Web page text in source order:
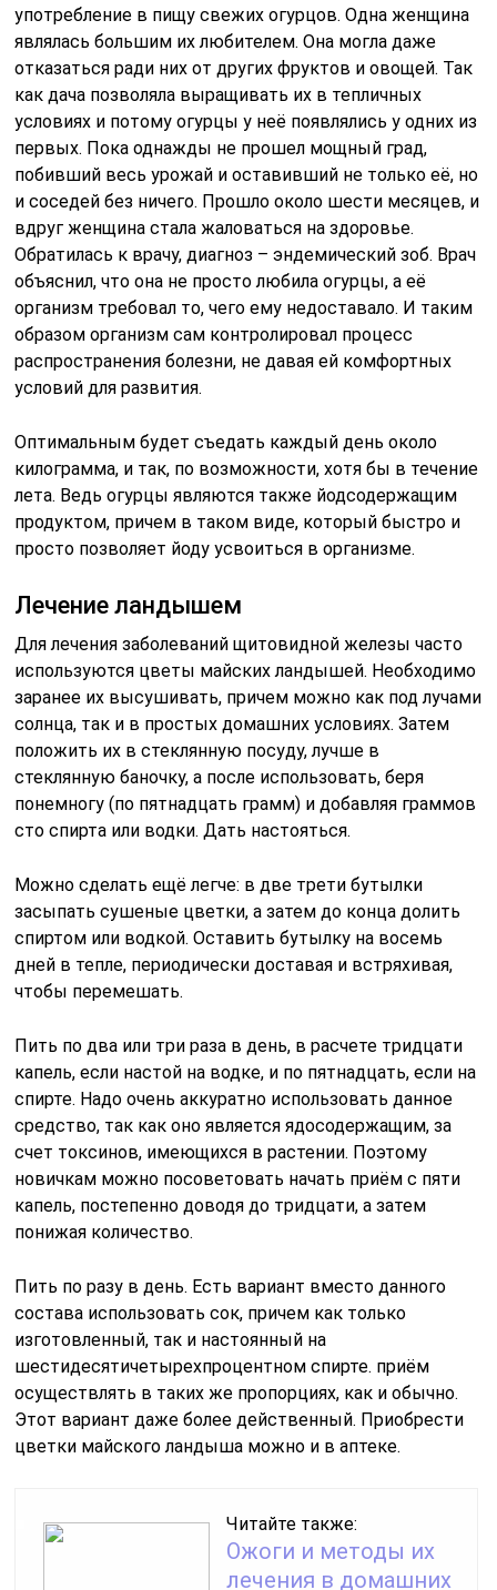
употребление в пищу свежих огурцов. Одна женщина
являлась большим их любителем. Она могла даже
отказаться ради них от других фруктов и овощей. Так
как дача позволяла выращивать их в тепличных
условиях и потому огурцы у неё появлялись у одних из
первых. Пока однажды не прошел мощный град,
побивший весь урожай и оставивший не только её, но
и соседей без ничего. Прошло около шести месяцев, и
вдруг женщина стала жаловаться на здоровье.
Обратилась к врачу, диагноз – эндемический зоб. Врач
объяснил, что она не просто любила огурцы, а её
организм требовал то, чего ему недоставало. И таким
образом организм сам контролировал процесс
распространения болезни, не давая ей комфортных
условий для развития.
Оптимальным будет съедать каждый день около
килограмма, и так, по возможности, хотя бы в течение
лета. Ведь огурцы являются также йодсодержащим
продуктом, причем в таком виде, который быстро и
просто позволяет йоду усвоиться в организме.
Лечение ландышем
Для лечения заболеваний щитовидной железы часто
используются цветы майских ландышей. Необходимо
заранее их высушивать, причем можно как под лучами
солнца, так и в простых домашних условиях. Затем
положить их в стеклянную посуду, лучше в
стеклянную баночку, а после использовать, беря
понемногу (по пятнадцать грамм) и добавляя граммов
сто спирта или водки. Дать настояться.
Можно сделать ещё легче: в две трети бутылки
засыпать сушеные цветки, а затем до конца долить
спиртом или водкой. Оставить бутылку на восемь
дней в тепле, периодически доставая и встряхивая,
чтобы перемешать.
Пить по два или три раза в день, в расчете тридцати
капель, если настой на водке, и по пятнадцать, если на
спирте. Надо очень аккуратно использовать данное
средство, так как оно является ядосодержащим, за
счет токсинов, имеющихся в растении. Поэтому
новичкам можно посоветовать начать приём с пяти
капель, постепенно доводя до тридцати, а затем
понижая количество.
Пить по разу в день. Есть вариант вместо данного
состава использовать сок, причем как только
изготовленный, так и настоянный на
шестидесятичетырехпроцентном спирте. приём
осуществлять в таких же пропорциях, как и обычно.
Этот вариант даже более действенный. Приобрести
цветки майского ландыша можно и в аптеке.
Читайте также:
Ожоги и методы их
лечения в домашних